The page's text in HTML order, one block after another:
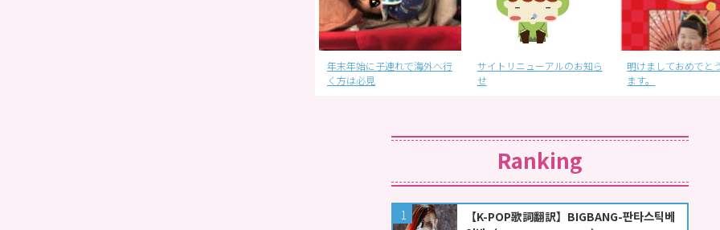
年末年始に子連れで海外へ行
く方は必見
サイトリニューアルのお知ら
せ
明けましておめでと
ます。
Ranking
【K-POP歌詞翻訳】BIGBANG-판타스틱베